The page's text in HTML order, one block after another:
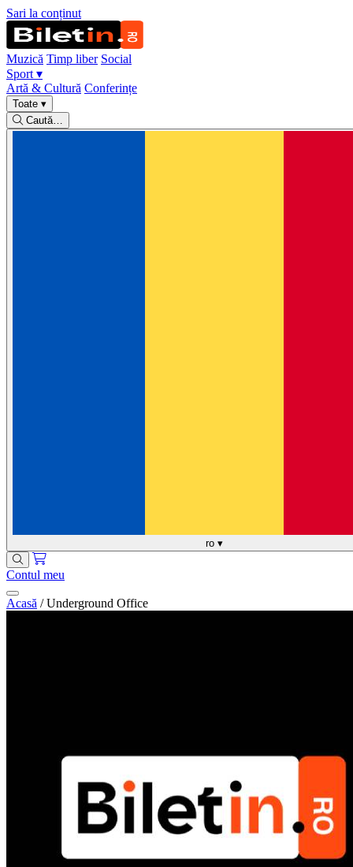
Sari la conținut
Muzică Timp liber Social
Sport ▾
Artă & Cultură Conferințe
Toate ▾
Caută…
ro ▾
Contul meu
Acasă / Underground Office